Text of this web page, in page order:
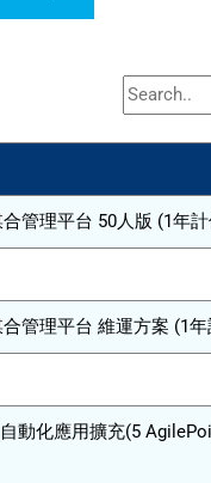
管理平台 50人版 (1年
管理平台 維運方案 (1
動化應用擴充(5